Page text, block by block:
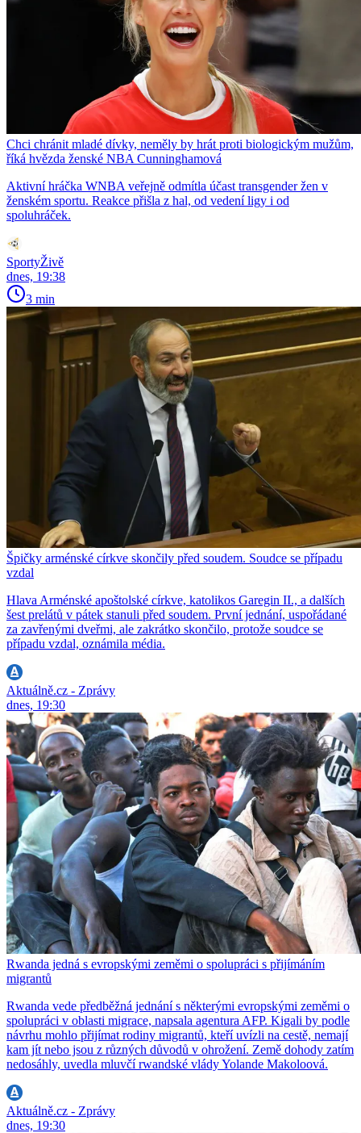
Chci chránit mladé dívky, neměly by hrát proti biologickým mužům,
říká hvězda ženské NBA Cunninghamová
Aktivní hráčka WNBA veřejně odmítla účast transgender žen v
ženském sportu. Reakce přišla z hal, od vedení ligy i od
spoluhráček.
SportyŽivě
dnes, 19:38
3 min
Špičky arménské církve skončily před soudem. Soudce se případu
vzdal
Hlava Arménské apoštolské církve, katolikos Garegin II., a dalších
šest prelátů v pátek stanuli před soudem. První jednání, uspořádané
za zavřenými dveřmi, ale zakrátko skončilo, protože soudce se
případu vzdal, oznámila média.
Aktuálně.cz - Zprávy
dnes, 19:30
Rwanda jedná s evropskými zeměmi o spolupráci s přijímáním
migrantů
Rwanda vede předběžná jednání s některými evropskými zeměmi o
spolupráci v oblasti migrace, napsala agentura AFP. Kigali by podle
návrhu mohlo přijímat rodiny migrantů, kteří uvízli na cestě, nemají
kam jít nebo jsou z různých důvodů v ohrožení. Země dohody zatím
nedosáhly, uvedla mluvčí rwandské vlády Yolande Makoloová.
Aktuálně.cz - Zprávy
dnes, 19:30